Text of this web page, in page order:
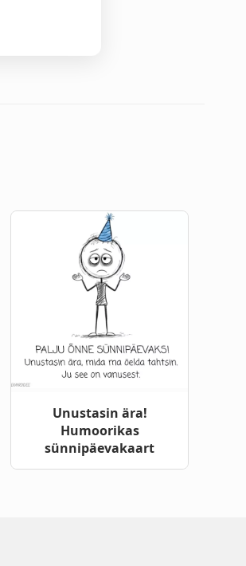
Unustasin ära!
Humoorikas
sünnipäevakaart